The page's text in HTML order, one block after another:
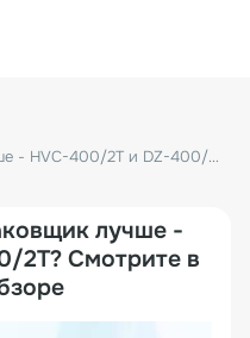
Какой вакуумный упаковщик лучше - HVC-400/2T и DZ-400/2T? Смотрите в нашем новом видеообзоре
лучше -
2T? Смотрите в